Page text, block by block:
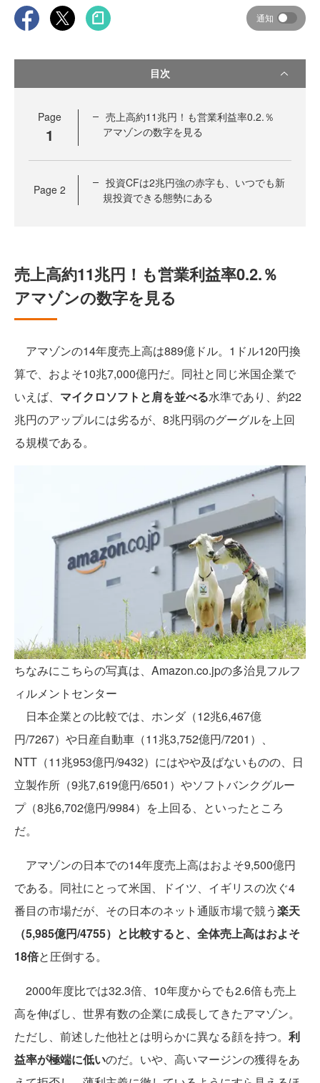
通知
目次
Page
1
売上高約11兆円！も営業利益率0.2.％
アマゾンの数字を見る
Page 2
投資CFは2兆円強の赤字も、いつでも新
規投資できる態勢にある
売上高約11兆円！も営業利益率0.2.％
アマゾンの数字を見る
アマゾンの14年度売上高は889億ドル。1ドル120円換
算で、およそ10兆7,000億円だ。同社と同じ米国企業で
いえば、 マイクロソフトと肩を並べる水準であり、約22
兆円のアップルには劣るが、8兆円弱のグーグルを上回
る規模である。
ちなみにこちらの写真は、Amazon.co.jpの多治見フルフ
ィルメントセンター
日本企業との比較では、ホンダ（12兆6,467億
円/7267）や日産自動車（11兆3,752億円/7201）、
NTT（11兆953億円/9432）にはやや及ばないものの、日
立製作所（9兆7,619億円/6501）やソフトバンクグルー
プ（8兆6,702億円/9984）を上回る、といったところ
だ。
アマゾンの日本での14年度売上高はおよそ9,500億円
である。同社にとって米国、ドイツ、イギリスの次ぐ4
番目の市場だが、その日本のネット通販市場で競う楽天
（5,985億円/4755）と比較すると、全体売上高はおよそ
18倍と圧倒する。
2000年度比では32.3倍、10年度からでも2.6倍も売上
高を伸ばし、世界有数の企業に成長してきたアマゾン。
ただし、前述した他社とは明らかに異なる顔を持つ。 利
益率が極端に低いのだ。いや、高いマージンの獲得をあ